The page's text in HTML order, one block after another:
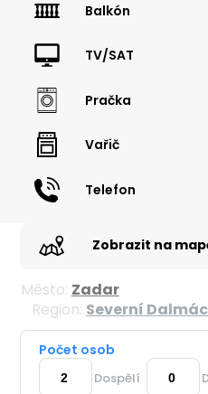
Balkón
TV/SAT
Pračka
Vařič
Telefon
Zobrazit na
Město: Zadar
Region: Severní
Počet osob
Dospělí